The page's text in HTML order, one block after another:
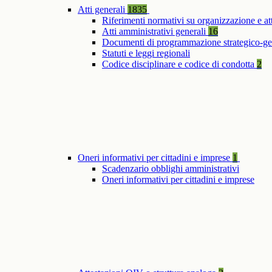
Atti generali 1835
Riferimenti normativi su organizzazione e
Atti amministrativi generali 16
Documenti di programmazione strategico-
Statuti e leggi regionali
Codice disciplinare e codice di condotta 2
Oneri informativi per cittadini e imprese 1
Scadenzario obblighi amministrativi
Oneri informativi per cittadini e imprese